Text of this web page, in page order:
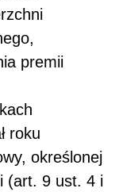
premii
roku
określonej
(art. 9 ust. 4 i